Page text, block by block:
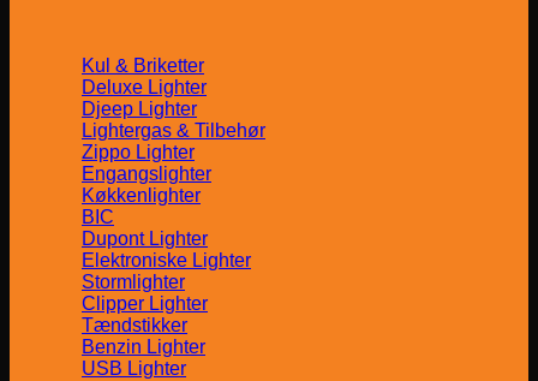
Kul & Briketter
Deluxe Lighter
Djeep Lighter
Lightergas & Tilbehør
Zippo Lighter
Engangslighter
Køkkenlighter
BIC
Dupont Lighter
Elektroniske Lighter
Stormlighter
Clipper Lighter
Tændstikker
Benzin Lighter
USB Lighter